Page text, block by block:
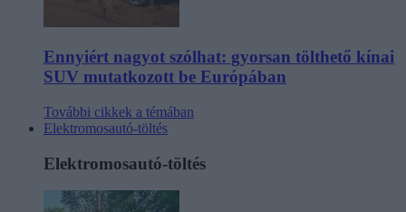
Ennyiért nagyot szólhat: gyorsan tölthető kínai
SUV mutatkozott be Európában
További cikkek a témában
Elektromosautó-töltés
Elektromosautó-töltés